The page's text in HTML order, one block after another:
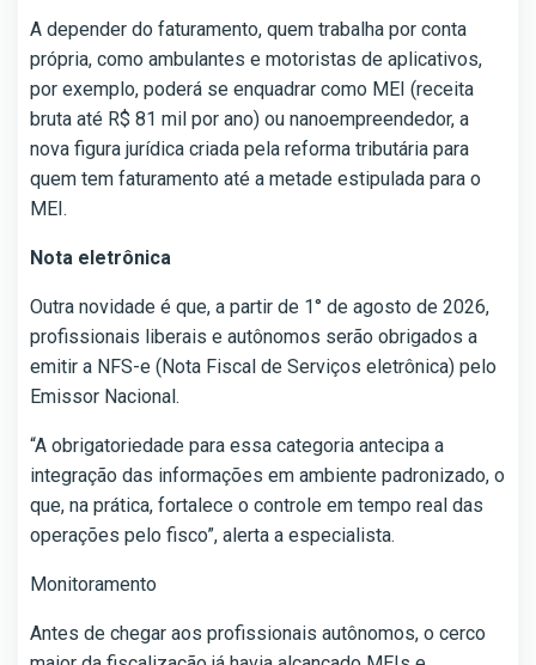
A depender do faturamento, quem trabalha por conta
própria, como ambulantes e motoristas de aplicativos,
por exemplo, poderá se enquadrar como MEI (receita
bruta até R$ 81 mil por ano) ou nanoempreendedor, a
nova figura jurídica criada pela reforma tributária para
quem tem faturamento até a metade estipulada para o
MEI.
Nota eletrônica
Outra novidade é que, a partir de 1° de agosto de 2026,
profissionais liberais e autônomos serão obrigados a
emitir a NFS-e (Nota Fiscal de Serviços eletrônica) pelo
Emissor Nacional.
“A obrigatoriedade para essa categoria antecipa a
integração das informações em ambiente padronizado, o
que, na prática, fortalece o controle em tempo real das
operações pelo fisco”, alerta a especialista.
Monitoramento
Antes de chegar aos profissionais autônomos, o cerco